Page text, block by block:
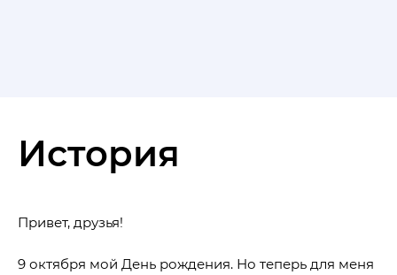
История
Привет, друзья!
9 октября мой День рождения. Но теперь для меня